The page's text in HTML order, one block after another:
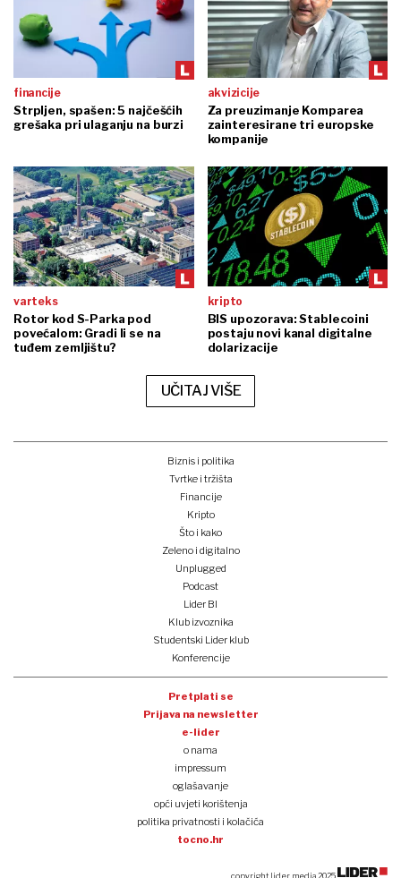
financije
Strpljen, spašen: 5 najčešćih
grešaka pri ulaganju na burzi
akvizicije
Za preuzimanje Komparea
zainteresirane tri europske
kompanije
varteks
Rotor kod S-Parka pod
povećalom: Gradi li se na
tuđem zemljištu?
kripto
BIS upozorava: Stablecoini
postaju novi kanal digitalne
dolarizacije
UČITAJ VIŠE
Biznis i politika
Tvrtke i tržišta
Financije
Kripto
Što i kako
Zeleno i digitalno
Unplugged
Podcast
Lider BI
Klub izvoznika
Studentski Lider klub
Konferencije
Pretplati se
Prijava na newsletter
e-lider
o nama
impressum
oglašavanje
opći uvjeti korištenja
politika privatnosti i kolačića
tocno.hr
copyright lider media 2025.